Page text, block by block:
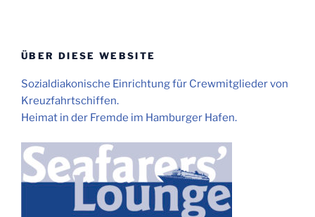
ÜBER DIESE WEBSITE
Sozialdiakonische Einrichtung für Crewmitglieder von
Kreuzfahrtschiffen.
Heimat in der Fremde im Hamburger Hafen.